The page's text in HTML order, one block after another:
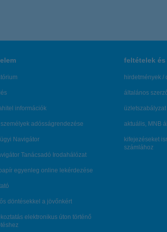
információk
adósságrendezése
Navigátor
Tanácsadó Irodahálózat
egyenleg online lekérdezése
döntésekkel a jövőnkért
elektronikus úton történő
feltételek
hirdetmények /
általános
üzletszabályzat
aktuális, MNB
kifejezéseket
számlához